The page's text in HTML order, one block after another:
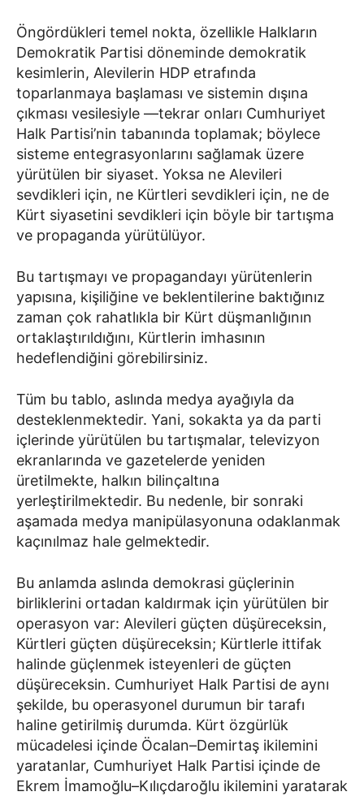
Öngördükleri temel nokta, özellikle Halkların
Demokratik Partisi döneminde demokratik
kesimlerin, Alevilerin HDP etrafında
toparlanmaya başlaması ve sistemin dışına
çıkması vesilesiyle —tekrar onları Cumhuriyet
Halk Partisi’nin tabanında toplamak; böylece
sisteme entegrasyonlarını sağlamak üzere
yürütülen bir siyaset. Yoksa ne Alevileri
sevdikleri için, ne Kürtleri sevdikleri için, ne de
Kürt siyasetini sevdikleri için böyle bir tartışma
ve propaganda yürütülüyor.
Bu tartışmayı ve propagandayı yürütenlerin
yapısına, kişiliğine ve beklentilerine baktığınız
zaman çok rahatlıkla bir Kürt düşmanlığının
ortaklaştırıldığını, Kürtlerin imhasının
hedeflendiğini görebilirsiniz.
Tüm bu tablo, aslında medya ayağıyla da
desteklenmektedir. Yani, sokakta ya da parti
içlerinde yürütülen bu tartışmalar, televizyon
ekranlarında ve gazetelerde yeniden
üretilmekte, halkın bilinçaltına
yerleştirilmektedir. Bu nedenle, bir sonraki
aşamada medya manipülasyonuna odaklanmak
kaçınılmaz hale gelmektedir.
Bu anlamda aslında demokrasi güçlerinin
birliklerini ortadan kaldırmak için yürütülen bir
operasyon var: Alevileri güçten düşüreceksin,
Kürtleri güçten düşüreceksin; Kürtlerle ittifak
halinde güçlenmek isteyenleri de güçten
düşüreceksin. Cumhuriyet Halk Partisi de aynı
şekilde, bu operasyonel durumun bir tarafı
haline getirilmiş durumda. Kürt özgürlük
mücadelesi içinde Öcalan–Demirtaş ikilemini
yaratanlar, Cumhuriyet Halk Partisi içinde de
Ekrem İmamoğlu–Kılıçdaroğlu ikilemini yaratarak